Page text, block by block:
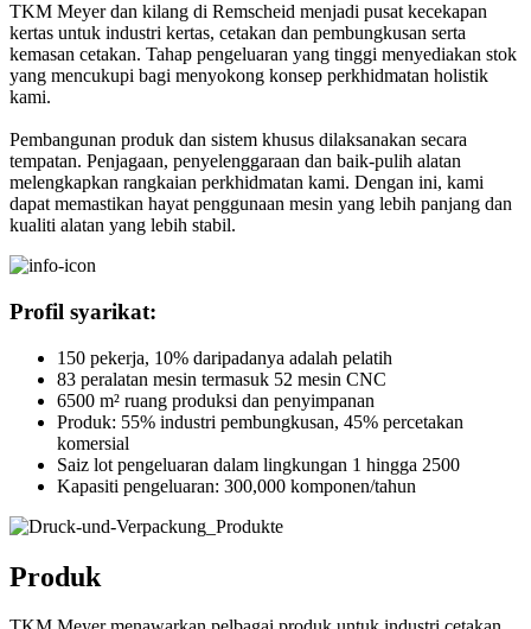
TKM Meyer dan kilang di Remscheid menjadi pusat kecekapan
kertas untuk industri kertas, cetakan dan pembungkusan serta
kemasan cetakan. Tahap pengeluaran yang tinggi menyediakan stok
yang mencukupi bagi menyokong konsep perkhidmatan holistik
kami.
Pembangunan produk dan sistem khusus dilaksanakan secara
tempatan. Penjagaan, penyelenggaraan dan baik-pulih alatan
melengkapkan rangkaian perkhidmatan kami. Dengan ini, kami
dapat memastikan hayat penggunaan mesin yang lebih panjang dan
kualiti alatan yang lebih stabil.
Profil syarikat:
150 pekerja, 10% daripadanya adalah pelatih
83 peralatan mesin termasuk 52 mesin CNC
6500 m² ruang produksi dan penyimpanan
Produk: 55% industri pembungkusan, 45% percetakan
komersial
Saiz lot pengeluaran dalam lingkungan 1 hingga 2500
Kapasiti pengeluaran: 300,000 komponen/tahun
Produk